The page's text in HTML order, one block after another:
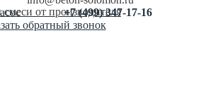
смеси от производителя
+7 (499) 347-17-16
обратный звонок